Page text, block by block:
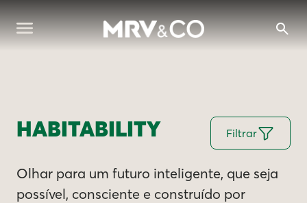
HABITABILITY Filtrar
Olhar para um futuro inteligente, que seja
possível, consciente e construído por